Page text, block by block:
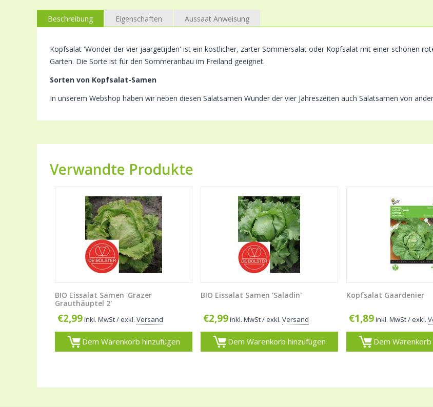
Beschreibung Eigenschaften Aussaat Anweisung
Kopfsalat 'Wonder der vier jaargetijden' ist ein köstlicher, zarter Sommersalat oder Kopfsalat mit einer schönen
Garten. Die Sorte ist für den Sommeranbau im Freiland geeignet.
Sorten von Kopfsalat-Samen
In unserem Webshop haben wir neben diesen Salatsamen Wunder der vier Jahreszeiten auch Salatsamen von
Verwandte Produkte
BIO Eissalat Samen 'Grazer
Grauthäuptel 2'
€2,99inkl. MwSt/ exkl. Versand
Dem Warenkorb hinzufügen
BIO Eissalat Samen 'Saladin'
€2,99inkl. MwSt/ exkl. Versand
Dem Warenkorb hinzufügen
Kopfsalat Gaardenier
€1,89inkl. MwSt/ exkl.
Dem